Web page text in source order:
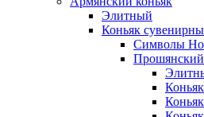
Элитный
Коньяк
Символы